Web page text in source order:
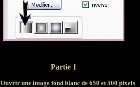
Partie 1
Ouvrir une image fond blanc de 650 et 500 pixels